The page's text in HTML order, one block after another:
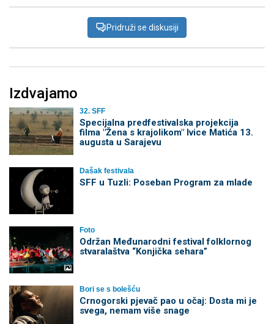
Pridruži se diskusiji
Izdvajamo
32. SFF
Specijalna predfestivalska projekcija
filma "Žena s krajolikom" Ivice Matića 13.
augusta u Sarajevu
Dašak festivala
SFF u Tuzli: Poseban Program za mlade
Foto
Održan Međunarodni festival folklornog
stvaralaštva “Konjička sehara”
Bori se s bolešću
Crnogorski pjevač pao u očaj: Dosta mi je
svega, nemam više snage